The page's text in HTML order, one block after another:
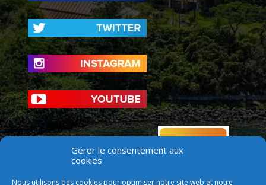
Gérer le consentement aux
cookies
Nous utilisons des cookies pour optimiser notre site web et notre